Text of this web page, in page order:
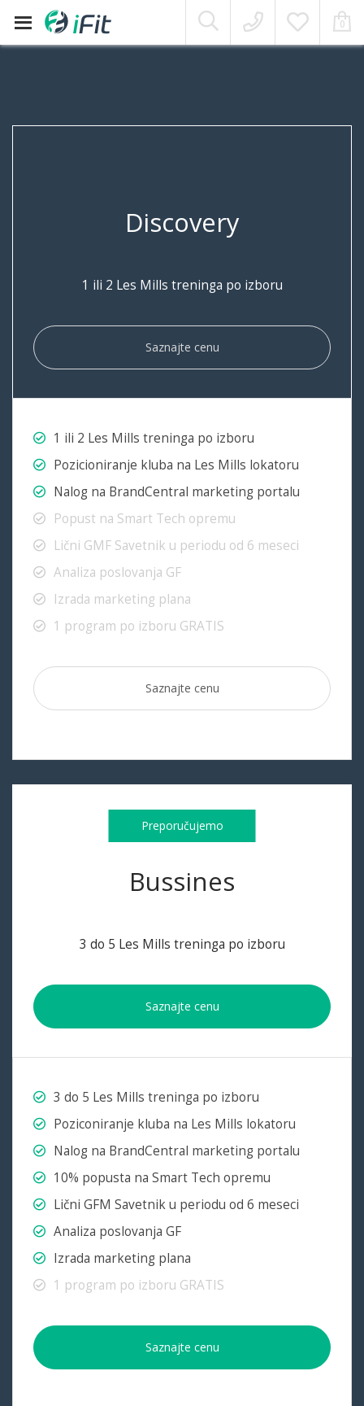
Skip
0
Moj Nalog
Discovery
1 ili 2 Les Mills treninga po izboru
Saznajte cenu
1 ili 2 Les Mills treninga po izboru
Pozicioniranje kluba na Les Mills lokatoru
Nalog na BrandCentral marketing portalu
Popust na Smart Tech opremu
Lični GMF Savetnik u periodu od 6 meseci
Analiza poslovanja GF
Izrada marketing plana
1 program po izboru GRATIS
Saznajte cenu
Preporučujemo
Bussines
3 do 5 Les Mills treninga po izboru
Saznajte cenu
3 do 5 Les Mills treninga po izboru
Poziconiranje kluba na Les Mills lokatoru
Nalog na BrandCentral marketing portalu
10% popusta na Smart Tech opremu
Lični GFM Savetnik u periodu od 6 meseci
Analiza poslovanja GF
Izrada marketing plana
1 program po izboru GRATIS
Saznajte cenu